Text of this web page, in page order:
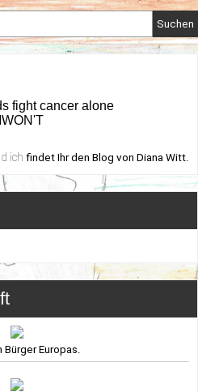
Suchen
fight cancer alone
ich findet Ihr den Blog von Diana Witt.
Bürger Europas.